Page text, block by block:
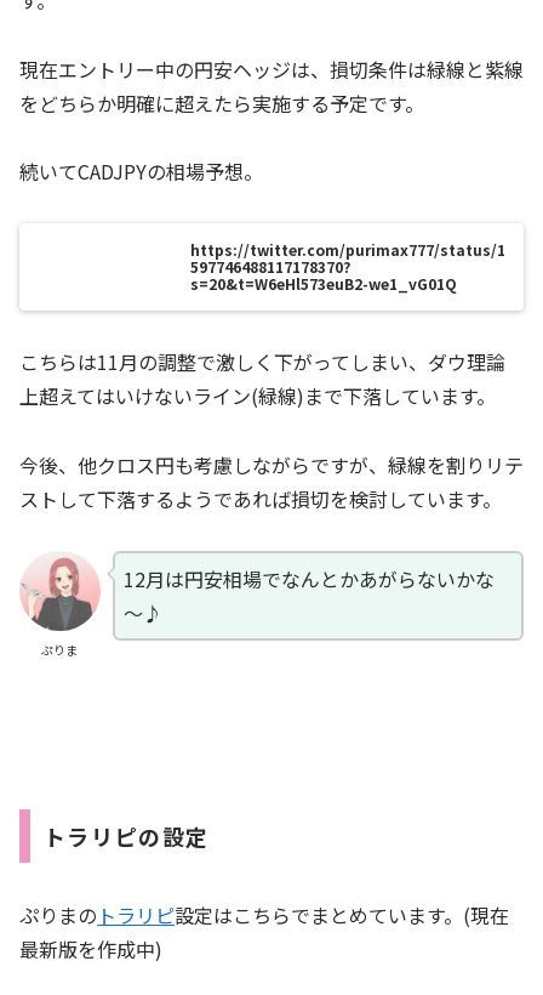
現在エントリー中の円安ヘッジは、損切条件は緑線と紫線
をどちらか明確に超えたら実施する予定です。
続いてCADJPYの相場予想。
https://twitter.com/purimax777/status/1
597746488117178370?
s=20&t=W6eHl573euB2-we1_vG01Q
こちらは11月の調整で激しく下がってしまい、ダウ理論
上超えてはいけないライン(緑線)まで下落しています。
今後、他クロス円も考慮しながらですが、緑線を割りリテ
ストして下落するようであれば損切を検討しています。
ぷりま
12月は円安相場でなんとかあがらないかな
～♪
トラリピの設定
ぷりまの トラリピ設定はこちらでまとめています。(現在
最新版を作成中)